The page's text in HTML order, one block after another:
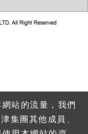
站的流量，我們
集團其他成員、